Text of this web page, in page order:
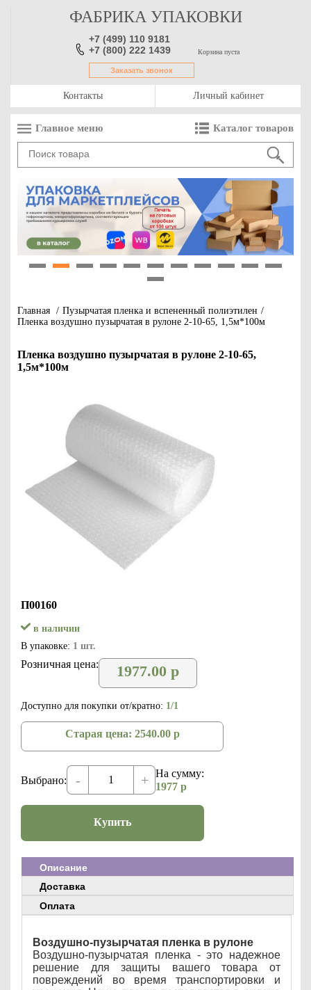
ФАБРИКА УПАКОВКИ
+7 (499) 110 9181
+7 (800) 222 1439
Заказать звонок
Корзина пуста
Контакты Личный кабинет
Главное меню Каталог товаров
Главная / Пузырчатая пленка и вспененный полиэтилен /
Пленка воздушно пузырчатая в рулоне 2-10-65, 1,5м*100м
Пленка воздушно пузырчатая в рулоне 2-10-65,
1,5м*100м
П00160
в наличии
В упаковке: 1 шт.
Розничная цена: 1977.00 р
Доступно для покупки от/кратно: 1/1
Старая цена: 2540.00 р
Выбрано: - +
На сумму:
1977 р
Купить
Описание
Доставка
Оплата
Воздушно-пузырчатая пленка в рулоне
Воздушно-пузырчатая пленка - это надежное
решение для защиты вашего товара от
повреждений во время транспортировки и